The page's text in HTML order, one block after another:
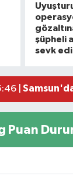
şüpheli
sevk
Vali
Miliç'e
|
Puan